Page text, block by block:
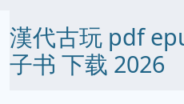
漢代古玩 pdf
子书 下载 2026